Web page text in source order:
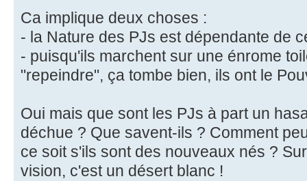
Ca implique deux choses :
- la Nature des PJs est dépendante de
- puisqu'ils marchent sur une énrome
"repeindre", ça tombe bien, ils ont le
Oui mais que sont les PJs à part un
déchue ? Que savent-ils ? Comment
ce soit s'ils sont des nouveaux nés ?
vision, c'est un désert blanc !